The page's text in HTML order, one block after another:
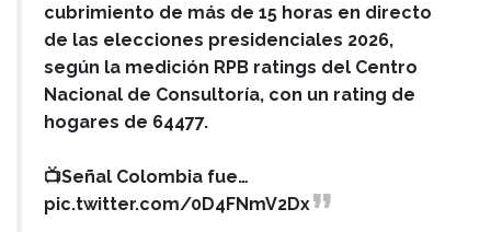
cubrimiento de más de 15 horas en directo
de las elecciones presidenciales 2026,
según la medición RPB ratings del Centro
Nacional de Consultoría, con un rating de
hogares de 64477.
📺Señal Colombia fue…
pic.twitter.com/0D4FNmV2Dx